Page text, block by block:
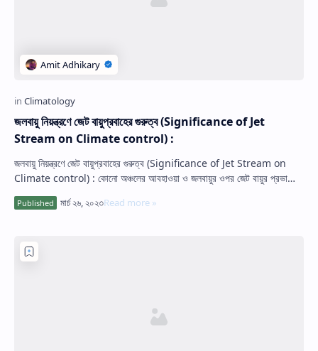
জলবায়ু নিয়ন্ত্রণে জেট বায়ুপ্রবাহের গুরুত্ব (Significance of Jet
Stream on Climate control) :
জলবায়ু নিয়ন্ত্রণে জেট বায়ুপ্রবাহের গুরুত্ব (Significance of Jet Stream on
Climate control) : কোনো অঞ্চলের আবহাওয়া ও জলবায়ুর ওপর জেট বায়ুর প্রভা…